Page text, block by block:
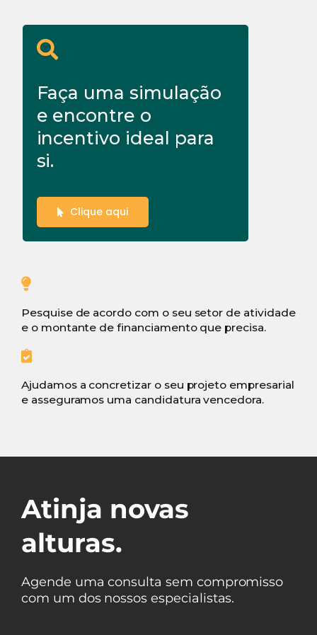
Faça uma simulação
e encontre o
incentivo ideal para
si.
Clique aqui
Pesquise de acordo com o seu setor de atividade
e o montante de financiamento que precisa.
Ajudamos a concretizar o seu projeto empresarial
e asseguramos uma candidatura vencedora.
Atinja novas
alturas.
Agende uma consulta sem compromisso
com um dos nossos especialistas.